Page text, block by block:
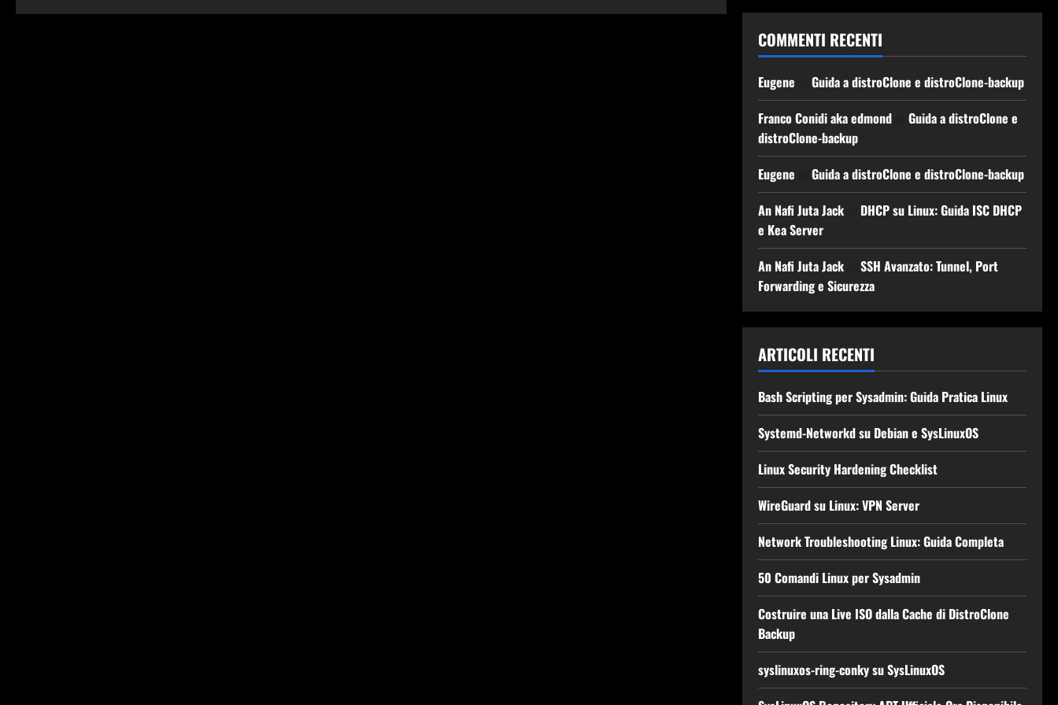
COMMENTI RECENTI
Eugene
Guida a distroClone e distroClone-backup
Franco Conidi aka edmondsu Guida a distroClone e
distroClone-backup
Eugene
Guida a distroClone e distroClone-backup
An Nafi Juta Jacksu DHCP su Linux: Guida ISC DHCP
e Kea Server
An Nafi Juta Jacksu SSH Avanzato: Tunnel, Port
Forwarding e Sicurezza
ARTICOLI RECENTI
Bash Scripting per Sysadmin: Guida Pratica Linux
Systemd-Networkd su Debian e SysLinuxOS
Linux Security Hardening Checklist
WireGuard su Linux: VPN Server
Network Troubleshooting Linux: Guida Completa
50 Comandi Linux per Sysadmin
Costruire una Live ISO dalla Cache di DistroClone
Backup
syslinuxos-ring-conky su SysLinuxOS